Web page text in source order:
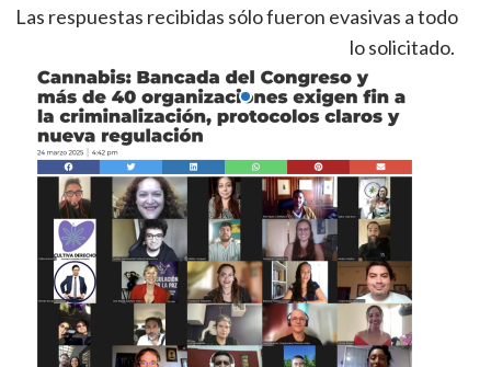
Las respuestas recibidas sólo fueron evasivas a todo
lo solicitado.